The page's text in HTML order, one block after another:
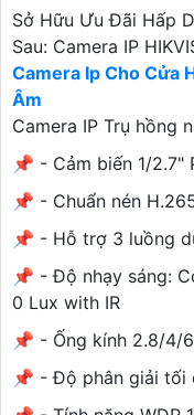
Sở Hữu Ưu Đãi Hấp
Sau: Camera IP
Camera Ip Cho Cửa
Âm
Camera IP Trụ hồng
📌 - Cảm biến 1/2.7"
📌 - Chuẩn nén
📌 - Hỗ trợ 3 luồng
📌 - Độ nhạy sáng:
0 Lux with IR
📌 - Ống kính 2.8/4/
📌 - Độ phân giải tối